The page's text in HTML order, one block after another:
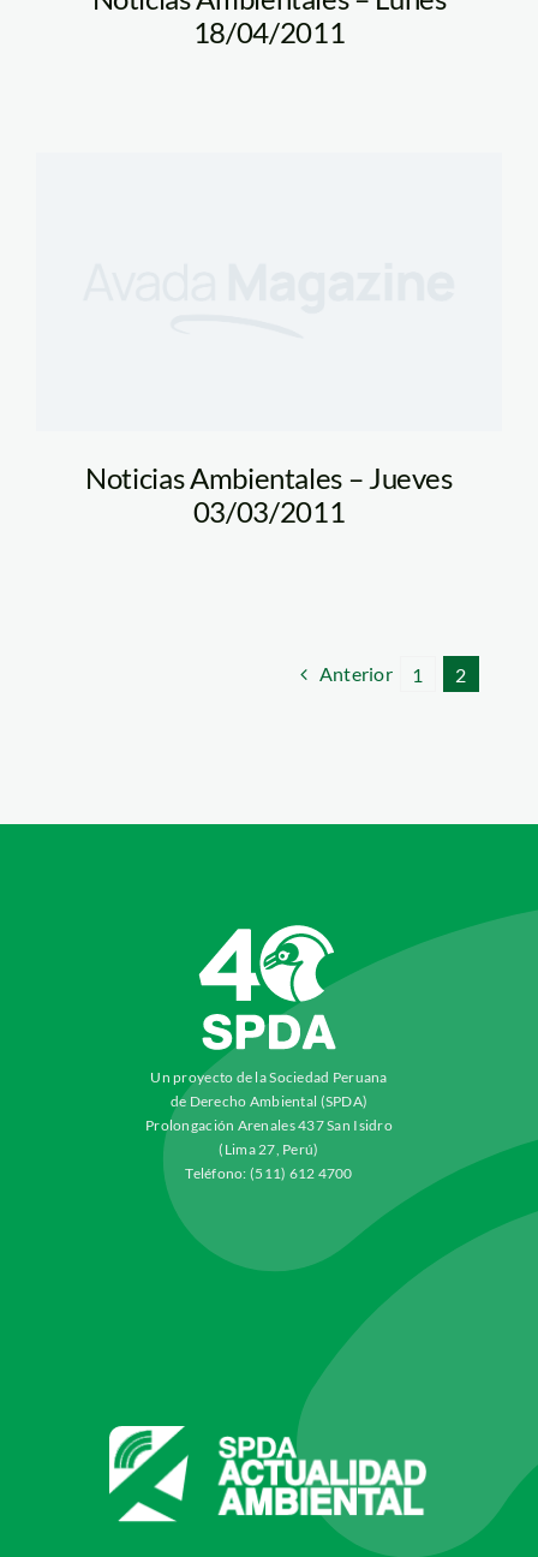
18/04/2011
Noticias Ambientales – Jueves
03/03/2011
Anterior 1 2
Un proyecto de la Sociedad Peruana
de Derecho Ambiental (SPDA)
Prolongación Arenales 437 San Isidro
(Lima 27, Perú)
Teléfono: (511) 612 4700